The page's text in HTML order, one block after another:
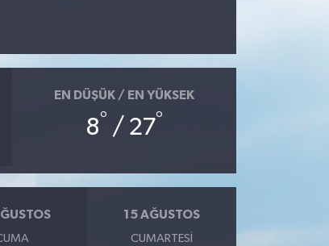
EN DÜŞÜK / EN YÜKSEK
8° / 27°
15 AĞUSTOS
CUMARTESI